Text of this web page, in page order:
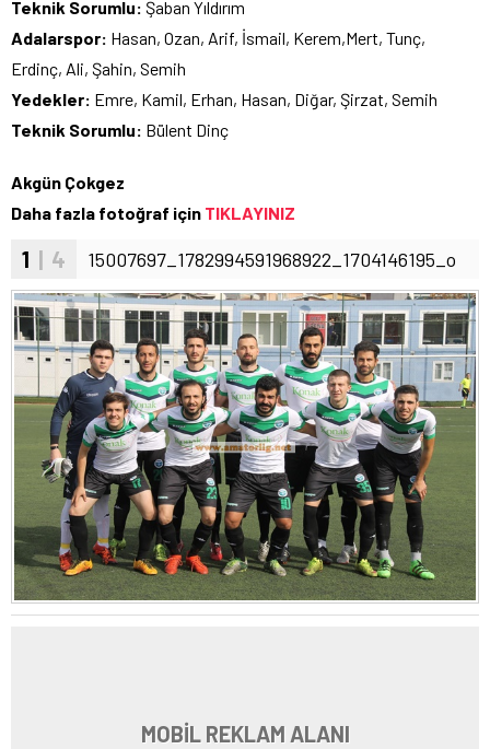
Teknik Sorumlu: Şaban Yıldırım
Adalarspor: Hasan, Ozan, Arif, İsmail, Kerem,Mert, Tunç,
Erdinç, Ali, Şahin, Semih
Yedekler: Emre, Kamil, Erhan, Hasan, Diğar, Şirzat, Semih
Teknik Sorumlu: Bülent Dinç
Akgün Çokgez
Daha fazla fotoğraf için TIKLAYINIZ
1 | 4 15007697_1782994591968922_1704146195_o
MOBİL REKLAM ALANI